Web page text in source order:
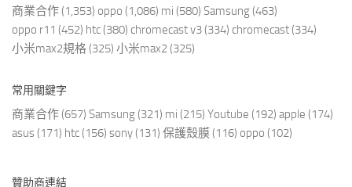
商業合作 (1,353) oppo (1,086) mi (580) Samsung (463)
oppo r11 (452) htc (380) chromecast v3 (334) chromecast (334)
小米max2規格 (325) 小米max2 (325)
常用關鍵字
商業合作 (657) Samsung (321) mi (215) Youtube (192) apple (174)
asus (171) htc (156) sony (131) 保護殼膜 (116) oppo (102)
贊助商連結